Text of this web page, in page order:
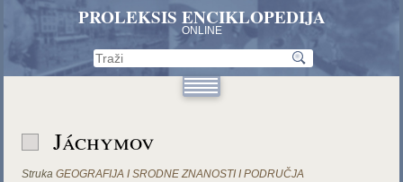
PROLEKSIS ENCIKLOPEDIJA
ONLINE
Jáchymov
Struka GEOGRAFIJA I SRODNE ZNANOSTI I PODRUČJA